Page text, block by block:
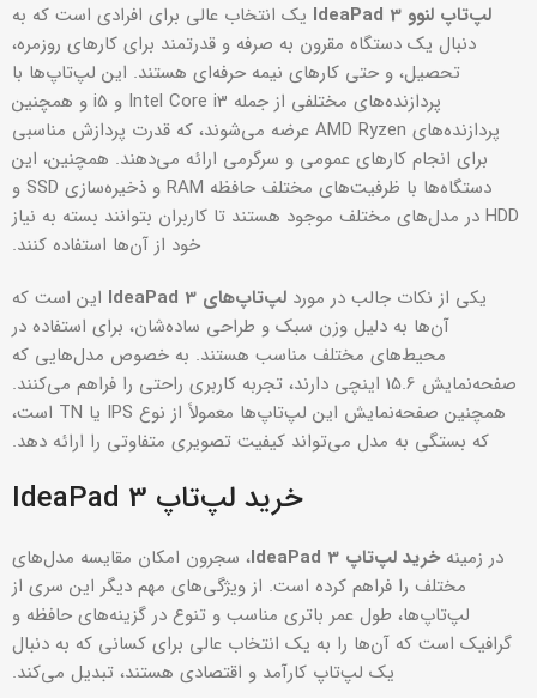
لپ‌تاپ لنوو IdeaPad 3
یک انتخاب عالی برای افرادی است که به
دنبال یک دستگاه مقرون به صرفه و قدرتمند برای کارهای روزمره،
تحصیل، و حتی کارهای نیمه حرفه‌ای هستند. این لپ‌تاپ‌ها با
پردازنده‌های مختلفی از جمله Intel Core i3 و i5 و همچنین
پردازنده‌های AMD Ryzen عرضه می‌شوند، که قدرت پردازش مناسبی
برای انجام کارهای عمومی و سرگرمی ارائه می‌دهند. همچنین، این
دستگاه‌ها با ظرفیت‌های مختلف حافظه RAM و ذخیره‌سازی SSD و
HDD در مدل‌های مختلف موجود هستند تا کاربران بتوانند بسته به نیاز
خود از آن‌ها استفاده کنند.
یکی از نکات جالب در مورد لپ‌تاپ‌های IdeaPad 3
این است که
آن‌ها به دلیل وزن سبک و طراحی ساده‌شان، برای استفاده در
محیط‌های مختلف مناسب هستند. به خصوص مدل‌هایی که
صفحه‌نمایش 15.6 اینچی دارند، تجربه کاربری راحتی را فراهم می‌کنند.
همچنین صفحه‌نمایش این لپ‌تاپ‌ها معمولاً از نوع IPS یا TN است،
که بستگی به مدل می‌تواند کیفیت تصویری متفاوتی را ارائه دهد.
خرید لپ‌تاپ IdeaPad 3
در زمینه خرید لپ‌تاپ IdeaPad 3
، سجرون امکان مقایسه مدل‌های
مختلف را فراهم کرده است. از ویژگی‌های مهم دیگر این سری از
لپ‌تاپ‌ها، طول عمر باتری مناسب و تنوع در گزینه‌های حافظه و
گرافیک است که آن‌ها را به یک انتخاب عالی برای کسانی که به دنبال
یک لپ‌تاپ کارآمد و اقتصادی هستند، تبدیل می‌کند.